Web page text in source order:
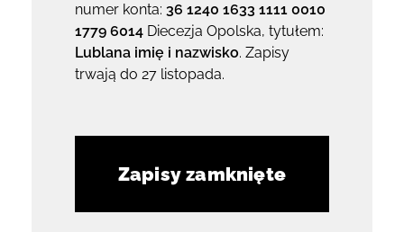
numer konta: 36 1240 1633 1111 0010
1779 6014Diecezja Opolska, tytułem:
Lublana imię i nazwisko. Zapisy
trwają do 27 listopada.
Zapisy zamknięte